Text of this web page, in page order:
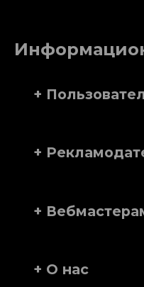
+
+
+
+ О нас